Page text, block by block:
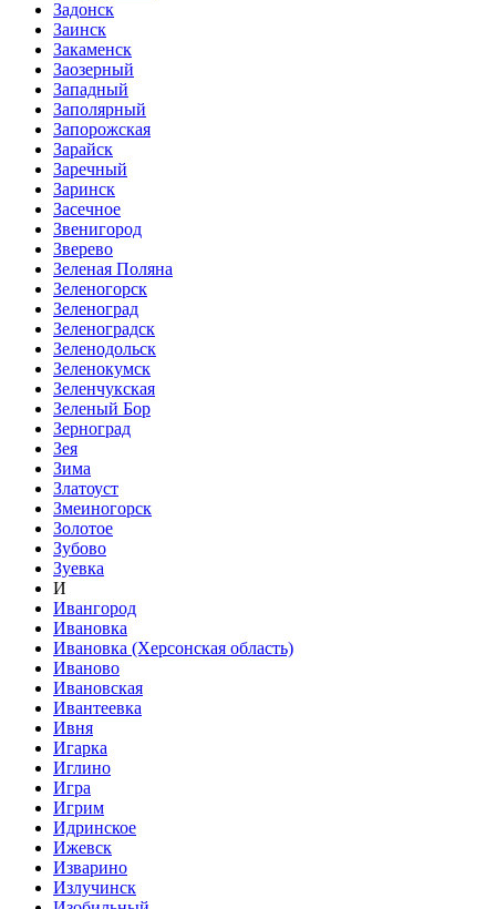
Задонск
Заинск
Закаменск
Заозерный
Западный
Заполярный
Запорожская
Зарайск
Заречный
Заринск
Засечное
Звенигород
Зверево
Зеленая Поляна
Зеленогорск
Зеленоград
Зеленоградск
Зеленодольск
Зеленокумск
Зеленчукская
Зеленый Бор
Зерноград
Зея
Зима
Златоуст
Змеиногорск
Золотое
Зубово
Зуевка
И
Ивангород
Ивановка
Ивановка (Херсонская область)
Иваново
Ивановская
Ивантеевка
Ивня
Игарка
Иглино
Игра
Игрим
Идринское
Ижевск
Изварино
Излучинск